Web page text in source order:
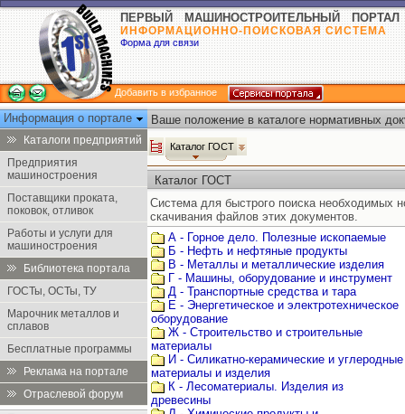
ПЕРВЫЙ МАШИНОСТРОИТЕЛЬНЫЙ ПОРТАЛ
ИНФОРМАЦИОННО-ПОИСКОВАЯ СИСТЕМА
Форма для связи
Добавить в избранное
Информация о портале
Каталоги предприятий
Предприятия
машиностроения
Поставщики проката,
поковок, отливок
Работы и услуги для
машиностроения
Библиотека портала
ГОСТы, ОСТы, ТУ
Марочник металлов и
сплавов
Бесплатные программы
Реклама на портале
Отраслевой форум
Ваше положение в каталоге нормативных
Каталог ГОСТ
Каталог ГОСТ
Система для быстрого поиска необходимых
скачивания файлов этих документов.
А - Горное дело. Полезные ископаемые
Б - Нефть и нефтяные продукты
В - Металлы и металлические изделия
Г - Машины, оборудование и инструмент
Д - Транспортные средства и тара
Е - Энергетическое и электротехническое
оборудование
Ж - Строительство и строительные
материалы
И - Силикатно-керамические и углеродные
материалы и изделия
К - Лесоматериалы. Изделия из
древесины